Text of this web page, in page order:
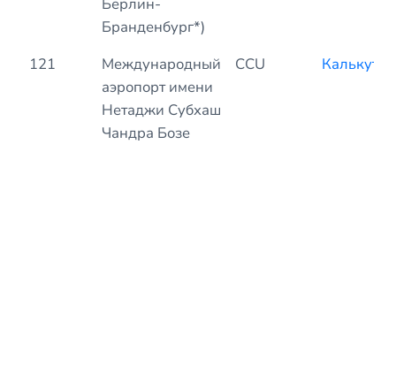
Бранденбург*)
121
Международный
аэропорт имени
Нетаджи Субхаш
Чандра Бозе
CCU Калькутта